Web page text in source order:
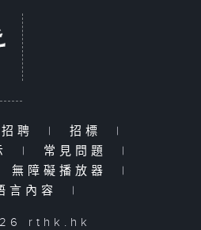
招聘 | 招標
|
| 常見問題
|
無障礙播放器
|
言內容
|
rthk.hk